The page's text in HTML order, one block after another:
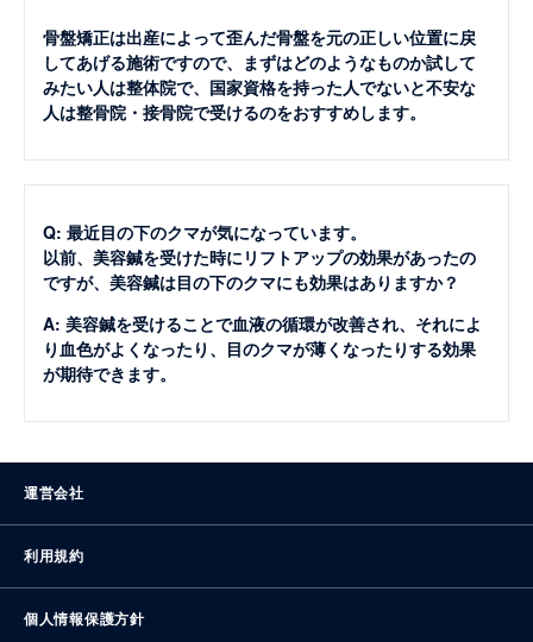
骨盤矯正は出産によって歪んだ骨盤を元の正しい位置に戻
してあげる施術ですので、まずはどのようなものか試して
みたい人は整体院で、国家資格を持った人でないと不安な
人は整骨院・接骨院で受けるのをおすすめします。
Q: 最近目の下のクマが気になっています。
以前、美容鍼を受けた時にリフトアップの効果があったの
ですが、美容鍼は目の下のクマにも効果はありますか？
A: 美容鍼を受けることで血液の循環が改善され、それによ
り血色がよくなったり、目のクマが薄くなったりする効果
が期待できます。
運営会社
利用規約
個人情報保護方針